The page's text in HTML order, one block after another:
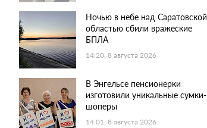
Ночью в небе над Саратовской
областью сбили вражеские
БПЛА
14:20, 8 августа 2026
В Энгельсе пенсионерки
изготовили уникальные сумки-
шоперы
14:01, 8 августа 2026